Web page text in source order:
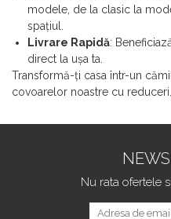
modele, de la clasic la
spațiul.
Livrare Rapidă:
direct la ușa ta.
Transformă-ți casa într-un
covoarelor noastre cu reduceri.
Nu rata ofertele